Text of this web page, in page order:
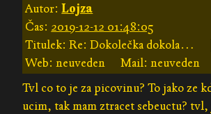
Autor:Lojza
Čas: 2019-12-12 01:48:05
Titulek: Re: Dokolečka dokola…
Web: neuveden
Mail: neuveden
Tvl co to je za picovinu? To jako ze
ucim, tak mam ztracet sebeuctu? tvl,